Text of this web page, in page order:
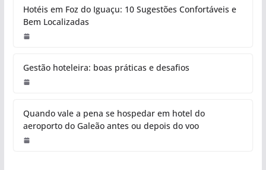
Hotéis em Foz do Iguaçu: 10 Sugestões Confortáveis e
Bem Localizadas
Gestão hoteleira: boas práticas e desafios
Quando vale a pena se hospedar em hotel do
aeroporto do Galeão antes ou depois do voo